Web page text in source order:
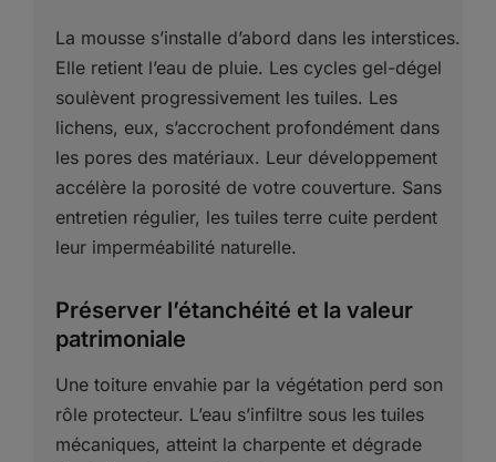
La mousse s’installe d’abord dans les interstices.
Elle retient l’eau de pluie. Les cycles gel-dégel
soulèvent progressivement les tuiles. Les
lichens, eux, s’accrochent profondément dans
les pores des matériaux. Leur développement
accélère la porosité de votre couverture. Sans
entretien régulier, les tuiles terre cuite perdent
leur imperméabilité naturelle.
Préserver l’étanchéité et la valeur
patrimoniale
Une toiture envahie par la végétation perd son
rôle protecteur. L’eau s’infiltre sous les tuiles
mécaniques, atteint la charpente et dégrade